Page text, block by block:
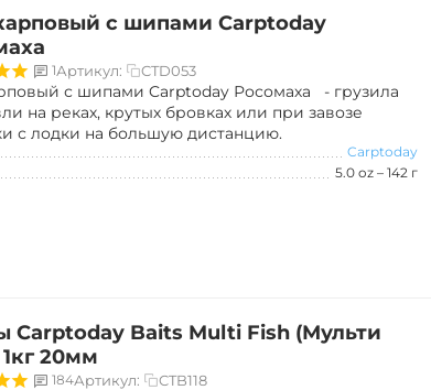
с шипами Carptoday
1Артикул: CTD053
с шипами Carptoday Росомаха - грузила
на реках, крутых бровках или при завозе
с лодки на большую дистанцию.
Carptoday
5.0 oz – 142 г
Carptoday Baits Multi Fish (Мульти
20мм
184Артикул: CTB118